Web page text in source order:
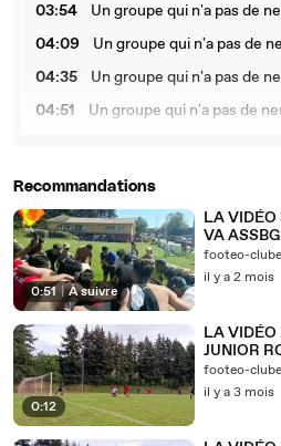
03:54
Un groupe qui n'a pas de
04:09
Un groupe qui n'a pas de
04:35
Un groupe qui n'a pas de
04:51
Un groupe qui n'a pas de
Un groupe qui n'a pas de
05:46
Un groupe qui n'a pas de
06:15
Un groupe qui n'a pas de
06:38
C'est trop dangereux !
07:09
4 semaines avant
07:13
4 semaines avant
07:38
Je joue mal, très mal.
08:03
C'est bon, on y va.
Recommandations
0:51 | À suivre
LA VIDÉO
VA
footeo-
il y a 2 mois
0:12
LA VIDÉO
JUNIOR
VS
2026
footeo-
il y a 3 mois